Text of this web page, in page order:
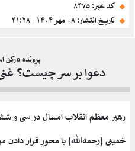
کد خبر: ۸۴۷۵
تاریخ انتشار: ۰۸ مهر ۱۴۰۴ - ۲۱:۲۸
پرونده‌ «رکن
دعوا بر سر چیست؟
رهبر معظم انقلاب امسال در سی و
خمینی (رحمه‌الله) با محور قرار دادن